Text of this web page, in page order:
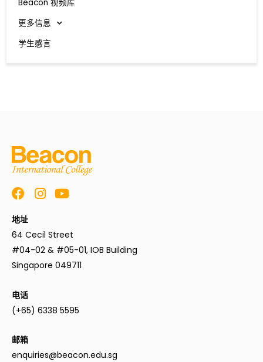
Beacon 视频库
更多信息
学生感言
地址
64 Cecil Street
#04-02 & #05-01, IOB Building
Singapore 049711
电话
(+65) 6338 5595
邮箱
enquiries@beacon.edu.sg